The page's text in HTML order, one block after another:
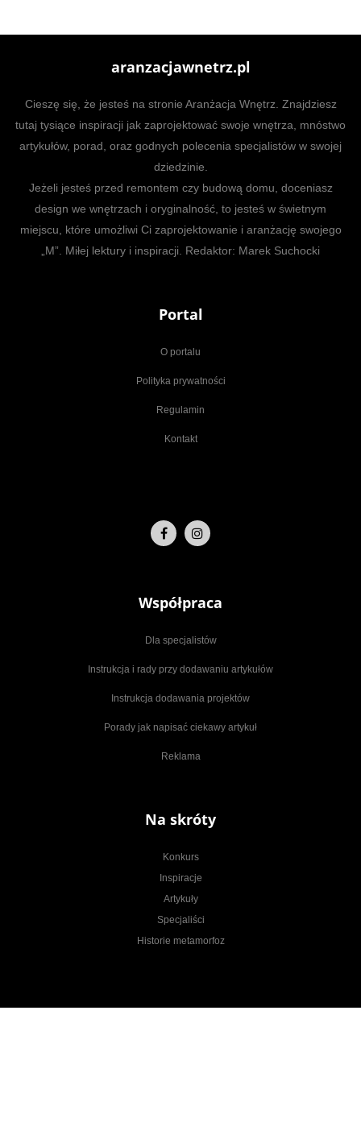
aranzacjawnetrz.pl
Cieszę się, że jesteś na stronie Aranżacja Wnętrz. Znajdziesz
tutaj tysiące inspiracji jak zaprojektować swoje wnętrza, mnóstwo
artykułów, porad, oraz godnych polecenia specjalistów w swojej
dziedzinie.
Jeżeli jesteś przed remontem czy budową domu, doceniasz
design we wnętrzach i oryginalność, to jesteś w świetnym
miejscu, które umożliwi Ci zaprojektowanie i aranżację swojego
„M”. Miłej lektury i inspiracji. Redaktor: Marek Suchocki
Portal
O portalu
Polityka prywatności
Regulamin
Kontakt
Współpraca
Dla specjalistów
Instrukcja i rady przy dodawaniu artykułów
Instrukcja dodawania projektów
Porady jak napisać ciekawy artykuł
Reklama
Na skróty
Konkurs
Inspiracje
Artykuły
Specjaliści
Historie metamorfoz